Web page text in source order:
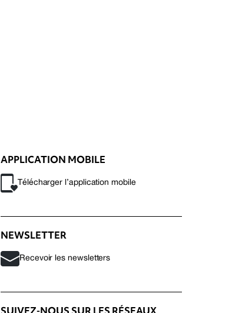
APPLICATION MOBILE
Télécharger l’application mobile
NEWSLETTER
Recevoir les newsletters